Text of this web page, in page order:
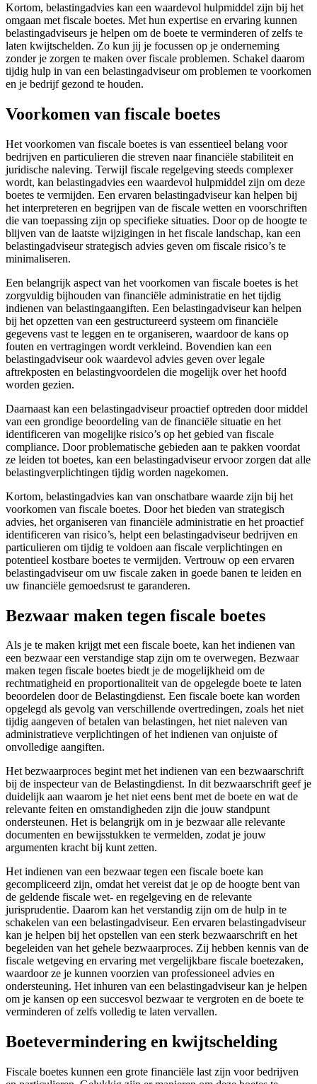
Kortom, belastingadvies kan een waardevol hulpmiddel zijn bij het
omgaan met fiscale boetes. Met hun expertise en ervaring kunnen
belastingadviseurs je helpen om de boete te verminderen of zelfs te
laten kwijtschelden. Zo kun jij je focussen op je onderneming
zonder je zorgen te maken over fiscale problemen. Schakel daarom
tijdig hulp in van een belastingadviseur om problemen te voorkomen
en je bedrijf gezond te houden.
Voorkomen van fiscale boetes
Het voorkomen van fiscale boetes is van essentieel belang voor
bedrijven en particulieren die streven naar financiële stabiliteit en
juridische naleving. Terwijl fiscale regelgeving steeds complexer
wordt, kan belastingadvies een waardevol hulpmiddel zijn om deze
boetes te vermijden. Een ervaren belastingadviseur kan helpen bij
het interpreteren en begrijpen van de fiscale wetten en voorschriften
die van toepassing zijn op specifieke situaties. Door op de hoogte te
blijven van de laatste wijzigingen in het fiscale landschap, kan een
belastingadviseur strategisch advies geven om fiscale risico’s te
minimaliseren.
Een belangrijk aspect van het voorkomen van fiscale boetes is het
zorgvuldig bijhouden van financiële administratie en het tijdig
indienen van belastingaangiften. Een belastingadviseur kan helpen
bij het opzetten van een gestructureerd systeem om financiële
gegevens vast te leggen en te organiseren, waardoor de kans op
fouten en vertragingen wordt verkleind. Bovendien kan een
belastingadviseur ook waardevol advies geven over legale
aftrekposten en belastingvoordelen die mogelijk over het hoofd
worden gezien.
Daarnaast kan een belastingadviseur proactief optreden door middel
van een grondige beoordeling van de financiële situatie en het
identificeren van mogelijke risico’s op het gebied van fiscale
compliance. Door problematische gebieden aan te pakken voordat
ze leiden tot boetes, kan een belastingadviseur ervoor zorgen dat alle
belastingverplichtingen tijdig worden nagekomen.
Kortom, belastingadvies kan van onschatbare waarde zijn bij het
voorkomen van fiscale boetes. Door het bieden van strategisch
advies, het organiseren van financiële administratie en het proactief
identificeren van risico’s, helpt een belastingadviseur bedrijven en
particulieren om tijdig te voldoen aan fiscale verplichtingen en
potentieel kostbare boetes te vermijden. Vertrouw op een ervaren
belastingadviseur om uw fiscale zaken in goede banen te leiden en
uw financiële gemoedsrust te garanderen.
Bezwaar maken tegen fiscale boetes
Als je te maken krijgt met een fiscale boete, kan het indienen van
een bezwaar een verstandige stap zijn om te overwegen. Bezwaar
maken tegen fiscale boetes biedt je de mogelijkheid om de
rechtmatigheid en proportionaliteit van de opgelegde boete te laten
beoordelen door de Belastingdienst. Een fiscale boete kan worden
opgelegd als gevolg van verschillende overtredingen, zoals het niet
tijdig aangeven of betalen van belastingen, het niet naleven van
administratieve verplichtingen of het indienen van onjuiste of
onvolledige aangiften.
Het bezwaarproces begint met het indienen van een bezwaarschrift
bij de inspecteur van de Belastingdienst. In dit bezwaarschrift geef je
duidelijk aan waarom je het niet eens bent met de boete en wat de
relevante feiten en omstandigheden zijn die jouw standpunt
ondersteunen. Het is belangrijk om in je bezwaar alle relevante
documenten en bewijsstukken te vermelden, zodat je jouw
argumenten kracht bij kunt zetten.
Het indienen van een bezwaar tegen een fiscale boete kan
gecompliceerd zijn, omdat het vereist dat je op de hoogte bent van
de geldende fiscale wet- en regelgeving en de relevante
jurisprudentie. Daarom kan het verstandig zijn om de hulp in te
schakelen van een belastingadviseur. Een ervaren belastingadviseur
kan je helpen bij het opstellen van een sterk bezwaarschrift en het
begeleiden van het gehele bezwaarproces. Zij hebben kennis van de
fiscale wetgeving en ervaring met vergelijkbare fiscale boetezaken,
waardoor ze je kunnen voorzien van professioneel advies en
ondersteuning. Het inhuren van een belastingadviseur kan je helpen
om je kansen op een succesvol bezwaar te vergroten en de boete te
verminderen of zelfs volledig te laten vervallen.
Boetevermindering en kwijtschelding
Fiscale boetes kunnen een grote financiële last zijn voor bedrijven